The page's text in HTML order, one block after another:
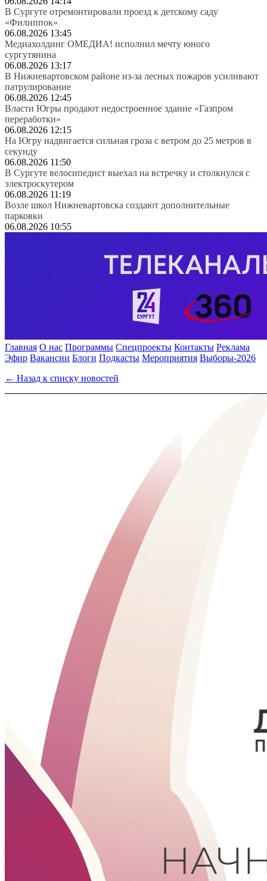
В Сургуте отремонтировали проезд к детскому саду
«Филиппок»
06.08.2026 13:45
Медиахолдинг ОМЕДИА! исполнил мечту юного
сургутянина
06.08.2026 13:17
В Нижневартовском районе из-за лесных пожаров усиливают
патрулирование
06.08.2026 12:45
Власти Югры продают недостроенное здание «Газпром
переработки»
06.08.2026 12:15
На Югру надвигается сильная гроза с ветром до 25 метров в
секунду
06.08.2026 11:50
В Сургуте велосипедист выехал на встречку и столкнулся с
электроскутером
06.08.2026 11:19
Возле школ Нижневартовска создают дополнительные
парковки
06.08.2026 10:55
Главная О нас Программы Спецпроекты Контакты Реклама
Эфир Вакансии Блоги Подкасты Мероприятия Выборы-2026
← Назад к списку новостей